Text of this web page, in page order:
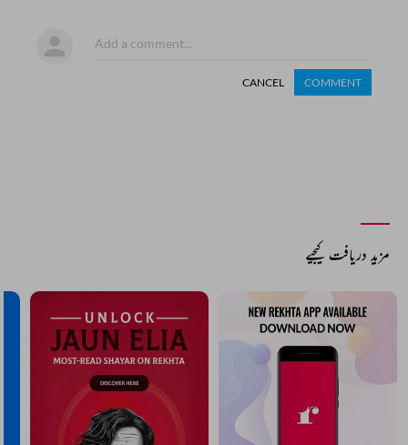
CANCEL COMMENT
مزید دریافت کیجیے